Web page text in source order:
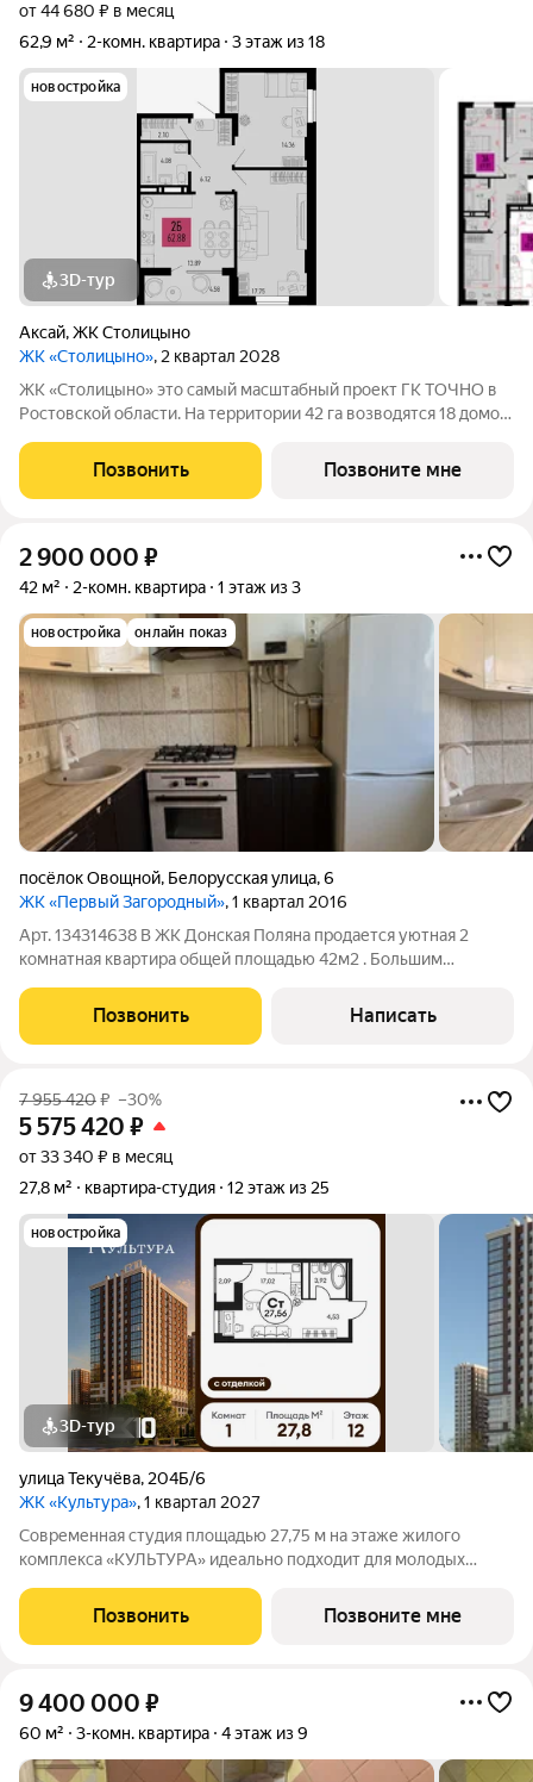
от 44 680 ₽ в месяц
62,9 м²
2-комн. квартира 3 этаж из 18
новостройка
3D-тур
Аксай,ЖК Столицыно
ЖК «Столицыно», 2 квартал 2028
ЖК «Столицыно» это самый масштабный проект ГК ТОЧНО в
Ростовской области. На территории 42 га возводятся 18 домов
на 600 мест, медицинский центр, парк 8,4 га и фитнес-центр с
бассейном.
Позвонить Позвоните мне
2 900 000 ₽
42 м² 2-комн. квартира 1 этаж из 3
новостройка онлайн показ
посёлок Овощной, Белорусская улица,6
ЖК «Первый Загородный», 1 квартал 2016
Арт. 134314638 В ЖК Донская Поляна продается уютная 2
комнатная квартира общей площадью 42м2 . Большим
помогает хранить все необходимое, так же есть еще сис-мы
хранения, места точно хватит! Дом
Позвонить Написать
7 955 420₽ –30%
5 575 420 ₽
от 33 340 ₽ в месяц
27,8 м²
квартира-студия 12 этаж из 25
новостройка
3D-тур
улица Текучёва, 204Б/6
ЖК «Культура», 1 квартал 2027
Современная студия площадью 27,75 м на этаже жилого
комплекса «КУЛЬТУРА» идеально подходит для молодых
инструментом для инвестиций. Общая жилая площадь м
позволяет создать уютное пространство
Позвонить Позвоните мне
9 400 000 ₽
60 м² 3-комн. квартира 4 этаж из 9